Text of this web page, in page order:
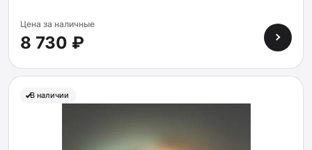
Цена за наличные
8 730 ₽
В наличии